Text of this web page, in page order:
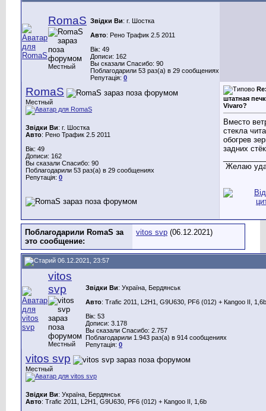
RomaS
Местный
Звідки Ви: г. Шостка
Авто: Рено Трафик 2.5 2011
Вік: 49
Дописи: 162
Вы сказали Спасибо: 90
Поблагодарили 53 раз(а) в 29 сообщениях
Репутація: 0
RomaS
Местный
Звідки Ви: г. Шостка
Авто: Рено Трафик 2.5 2011
Вік: 49
Дописи: 162
Вы сказали Спасибо: 90
Поблагодарили 53 раз(а) в 29 сообщениях
Репутація: 0
штатная
Vivaro?
Вместо
стекла
обогрев
задних
Желаю
Поблагодарили RomaS за
это сообщение:
vitos svp (06.12.2021)
06.12.2021, 23:57
vitos
svp
Местный
Звідки Ви: Україна, Бердянськ
Авто: Trafic 2011, L2H1, G9U630, PF6 (012) + Каngoo II, 1,6b
Вік: 53
Дописи: 3.178
Вы сказали Спасибо: 2.757
Поблагодарили 1.943 раз(а) в 914 сообщениях
Репутація: 0
vitos svp
Местный
Звідки Ви: Україна, Бердянськ
Авто: Trafic 2011, L2H1, G9U630, PF6 (012) + Каngoo II, 1,6b